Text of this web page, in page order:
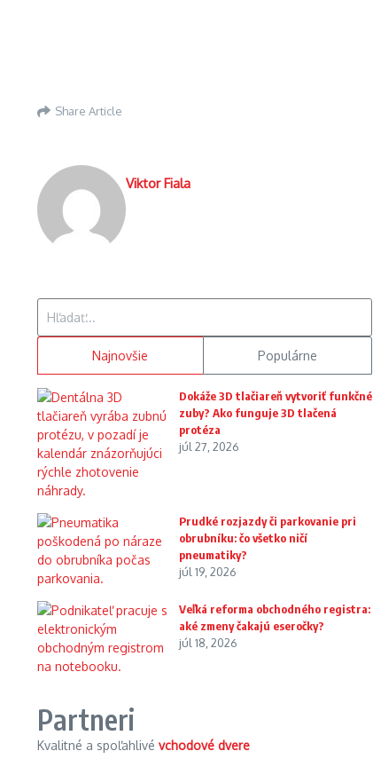
Share Article
Viktor Fiala
Najnovšie Populárne
Dokáže 3D tlačiareň vytvoriť funkčné
zuby? Ako funguje 3D tlačená
protéza
júl 27, 2026
Prudké rozjazdy či parkovanie pri
obrubníku: čo všetko ničí
pneumatiky?
júl 19, 2026
Veľká reforma obchodného registra:
aké zmeny čakajú eseročky?
júl 18, 2026
Partneri
Kvalitné a spoľahlivé vchodové dvere